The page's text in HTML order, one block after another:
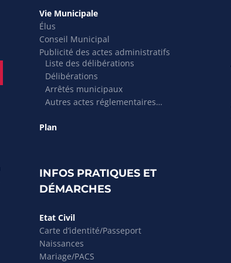
Vie Municipale
Élus
Conseil Municipal
Publicité des actes administratifs
Liste des délibérations
Délibérations
Arrêtés municipaux
Autres actes réglementaires…
Plan
INFOS PRATIQUES ET
DÉMARCHES
Etat Civil
Carte d’identité/Passeport
Naissances
Mariage/PACS